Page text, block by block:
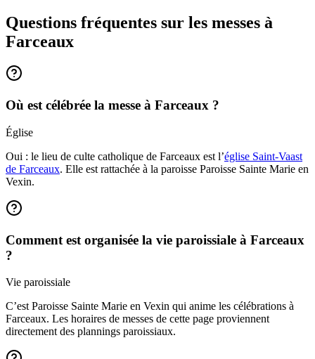
Questions fréquentes sur les messes à
Farceaux
Où est célébrée la messe à Farceaux ?
Église
Oui : le lieu de culte catholique de Farceaux est l’église Saint-Vaast
de Farceaux. Elle est rattachée à la paroisse Paroisse Sainte Marie en
Vexin.
Comment est organisée la vie paroissiale à Farceaux
?
Vie paroissiale
C’est Paroisse Sainte Marie en Vexin qui anime les célébrations à
Farceaux. Les horaires de messes de cette page proviennent
directement des plannings paroissiaux.